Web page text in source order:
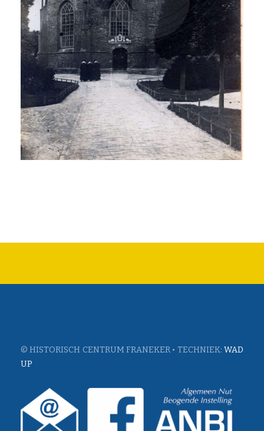
© HISTORISCH CENTRUM FRANEKER • TECHNIEK: WAD
UP